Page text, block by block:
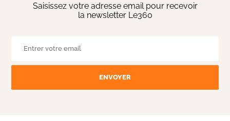
Saisissez votre adresse email pour recevoir
la newsletter Le360
ENVOYER